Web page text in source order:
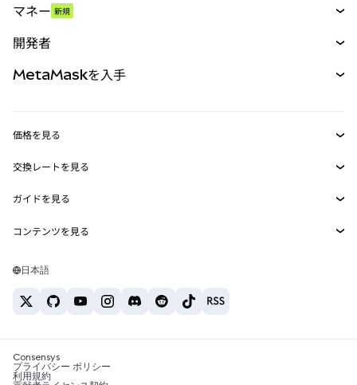
パーペチュアル
RWA
マネー 新規
開発者
MetaMask Connect
Snaps
Web3サービス
MetaMaskを入手
セキュリティ
サポート
キャリア
お問い合わせ
価格を見る
イーサリアムの価格
Solanaの価格
Tetherの価格
交換レートを見る
ETH→USD
USDT→INR
BTC→INR
ETH→USDT
ガイドを見る
ETHの購入
USDTの購入
SHIBの購入
BNBの購入
コンテンツを見る
Solanaウォレット
税制関連ニュース
日本語
Consensys
プライバシー ポリシー
利用規約